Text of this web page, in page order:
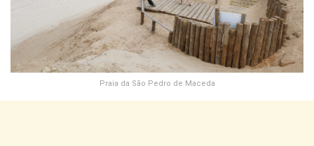
Praia da São Pedro de Maceda